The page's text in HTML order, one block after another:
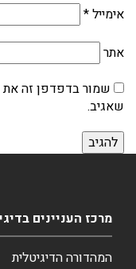
אימייל*
אתר
שמור בדפדפן זה
שאגיב.
מרכז העניינים
המהדורה הדיגיטלית